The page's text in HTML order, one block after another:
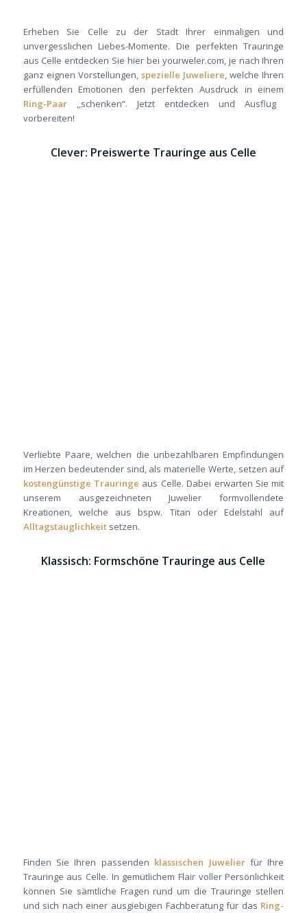
Erheben Sie Celle zu der Stadt Ihrer einmaligen und
unvergesslichen Liebes-Momente. Die perfekten Trauringe
aus Celle entdecken Sie hier bei yourweler.com, je nach Ihren
ganz eignen Vorstellungen, spezielle Juweliere, welche Ihren
erfüllenden Emotionen den perfekten Ausdruck in einem
Ring-Paar,,schenken“. Jetzt entdecken und Ausflug
vorbereiten!
Clever: Preiswerte Trauringe aus Celle
Verliebte Paare, welchen die unbezahlbaren Empfindungen
im Herzen bedeutender sind, als materielle Werte, setzen auf
kostengünstige Trauringe aus Celle. Dabei erwarten Sie mit
unserem ausgezeichneten Juwelier formvollendete
Kreationen, welche aus bspw. Titan oder Edelstahl auf
Alltagstauglichkeitsetzen.
Klassisch: Formschöne Trauringe aus Celle
Finden Sie Ihren passenden klassischen Juwelierfür Ihre
Trauringe aus Celle. In gemütlichem Flair voller Persönlichkeit
können Sie sämtliche Fragen rund um die Trauringe stellen
und sich nach einer ausgiebigen Fachberatung für das Ring-